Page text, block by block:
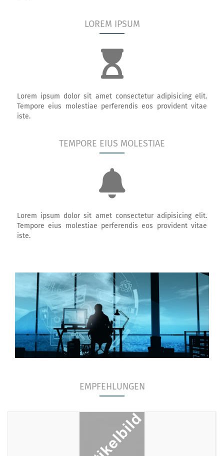
LOREM IPSUM
Lorem ipsum dolor sit amet consectetur adipisicing elit.
Tempore eius molestiae perferendis eos provident vitae
iste.
TEMPORE EIUS MOLESTIAE
Lorem ipsum dolor sit amet consectetur adipisicing elit.
Tempore eius molestiae perferendis eos provident vitae
iste.
EMPFEHLUNGEN